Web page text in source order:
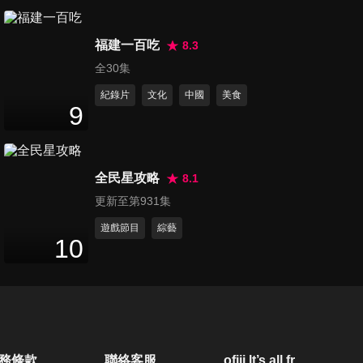
9
福建一百吃
8.3
全30集
紀錄片 文化 中國 美食
10
全民星攻略
8.1
更新至第931集
遊戲節目 綜藝
條款 聯絡客服